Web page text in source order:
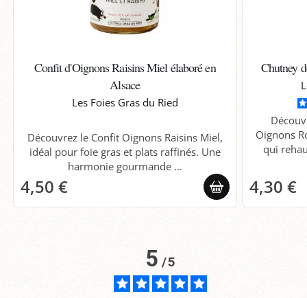
Confit d'Oignons Raisins Miel élaboré en
Alsace
Les Foies Gras du Ried
Découvrez le Confit Oignons Raisins Miel,
idéal pour foie gras et plats raffinés. Une
harmonie gourmande ...
4,50 €
Chutney
Oignons
qui
4,30 €
5/5